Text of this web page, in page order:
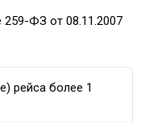
259-ФЗ от 08.11.2007
рейса более 1